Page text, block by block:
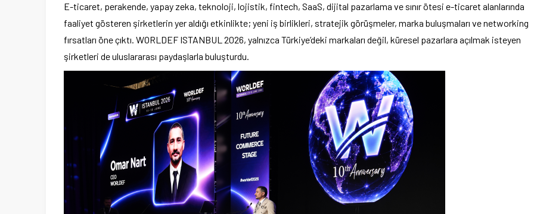
E-ticaret, perakende, yapay zeka, teknoloji, lojistik, fintech, SaaS, dijital pazarlama ve sınır ötesi e-ticaret alanlarında
faaliyet gösteren şirketlerin yer aldığı etkinlikte; yeni iş birlikleri, stratejik görüşmeler, marka buluşmaları ve networking
fırsatları öne çıktı. WORLDEF ISTANBUL 2026, yalnızca Türkiye’deki markaları değil, küresel pazarlara açılmak isteyen
şirketleri de uluslararası paydaşlarla buluşturdu.